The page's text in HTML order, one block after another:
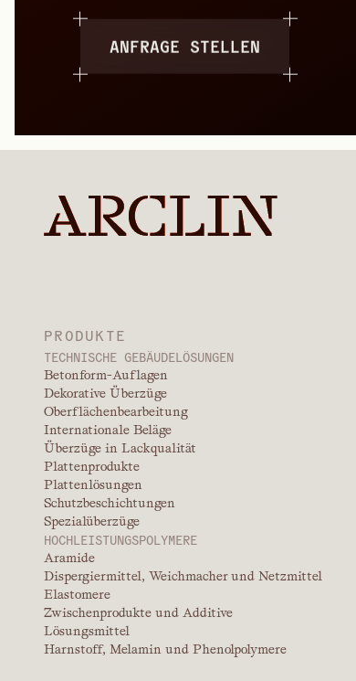
ANFRAGE STELLEN
PRODUKTE
TECHNISCHE GEBÄUDELÖSUNGEN
Betonform-Auflagen
Dekorative Überzüge
Oberflächenbearbeitung
Internationale Beläge
Überzüge in Lackqualität
Plattenprodukte
Plattenlösungen
Schutzbeschichtungen
Spezialüberzüge
HOCHLEISTUNGSPOLYMERE
Aramide
Dispergiermittel, Weichmacher und Netzmittel
Elastomere
Zwischenprodukte und Additive
Lösungsmittel
Harnstoff, Melamin und Phenolpolymere